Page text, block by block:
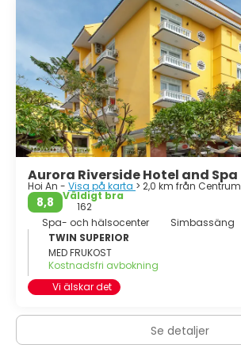
Aurora Riverside Hotel and Spa
Hoi An - Visa på karta > 2,0 km från Centrum
8,8
Väldigt bra
162
Spa- och hälsocenter
Simbassäng
TWIN SUPERIOR
MED FRUKOST
Kostnadsfri avbokning
Vi älskar det
Se detaljer